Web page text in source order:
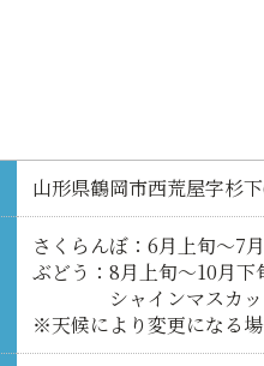
山形県鶴岡市西荒屋字杉
さくらんぼ：6月上旬〜7
ぶどう：8月上旬〜10月
シャインマスカット
※天候により変更になる場